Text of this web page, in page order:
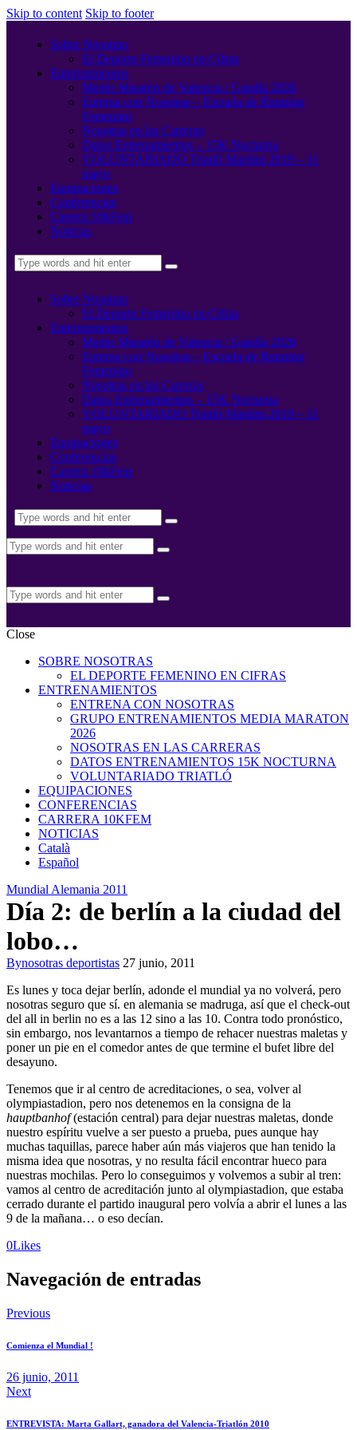
Skip to content Skip to footer
Sobre Nosotras
El Deporte Femenino en Cifras
Entrenamientos
Medio Maratón de Valencia / Gandía 2026
Entrena con Nosotras – Escuela de Running
Femenino
Nosotras en las Carreras
Datos Entrenamientos – 15K Nocturna
VOLUNTARIADO Triatló Maritim 2019 – 11
mayo
Equipaciones
Conferencias
Carrera 10kFem
Noticias
Sobre Nosotras
El Deporte Femenino en Cifras
Entrenamientos
Medio Maratón de Valencia / Gandía 2026
Entrena con Nosotras – Escuela de Running
Femenino
Nosotras en las Carreras
Datos Entrenamientos – 15K Nocturna
VOLUNTARIADO Triatló Maritim 2019 – 11
mayo
Equipaciones
Conferencias
Carrera 10kFem
Noticias
Close
SOBRE NOSOTRAS
EL DEPORTE FEMENINO EN CIFRAS
ENTRENAMIENTOS
ENTRENA CON NOSOTRAS
GRUPO ENTRENAMIENTOS MEDIA MARATON
2026
NOSOTRAS EN LAS CARRERAS
DATOS ENTRENAMIENTOS 15K NOCTURNA
VOLUNTARIADO TRIATLÓ
EQUIPACIONES
CONFERENCIAS
CARRERA 10KFEM
NOTICIAS
Català
Español
Mundial Alemania 2011
Día 2: de berlín a la ciudad del
lobo…
Bynosotras deportistas 27 junio, 2011
Es lunes y toca dejar berlín, adonde el mundial ya no volverá, pero
nosotras seguro que sí. en alemania se madruga, así que el check-out
del all in berlin no es a las 12 sino a las 10. Contra todo pronóstico,
sin embargo, nos levantarnos a tiempo de rehacer nuestras maletas y
poner un pie en el comedor antes de que termine el bufet libre del
desayuno.
Tenemos que ir al centro de acreditaciones, o sea, volver al
olympiastadion, pero nos detenemos en la consigna de la
hauptbanhof(estación central) para dejar nuestras maletas, donde
nuestro espíritu vuelve a ser puesto a prueba, pues aunque hay
muchas taquillas, parece haber aún más viajeros que han tenido la
misma idea que nosotras, y no resulta fácil encontrar hueco para
nuestras mochilas. Pero lo conseguimos y volvemos a subir al tren:
vamos al centro de acreditación junto al olympiastadion, que estaba
cerrado durante el partido inaugural pero volvía a abrir el lunes a las
9 de la mañana… o eso decían.
0Likes
Navegación de entradas
Previous
Comienza el Mundial !
26 junio, 2011
Next
ENTREVISTA: Marta Gallart, ganadora del Valencia-Triatlón 2010